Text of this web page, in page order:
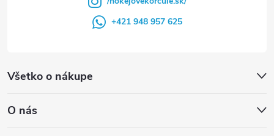
Všetko o nákupe
O nás
+421 948 957 625